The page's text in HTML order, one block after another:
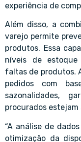
experiência de
Além disso, a
varejo permite
produtos. Essa
níveis de estoque
faltas de produtos.
pedidos com
sazonalidades,
procurados estejam
“A análise de
otimização da